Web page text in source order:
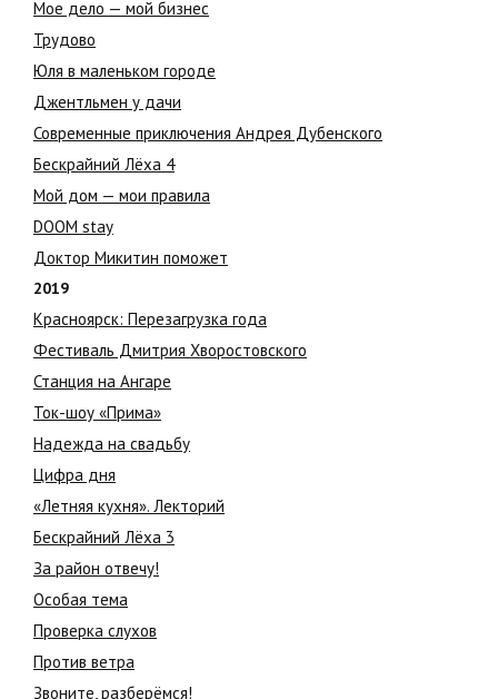
Мое дело — мой бизнес
Трудово
Юля в маленьком городе
Джентльмен у дачи
Современные приключения Андрея Дубенского
Бескрайний Лёха 4
Мой дом — мои правила
DOOM stay
Доктор Микитин поможет
2019
Красноярск: Перезагрузка года
Фестиваль Дмитрия Хворостовского
Станция на Ангаре
Ток-шоу «Прима»
Надежда на свадьбу
Цифра дня
«Летняя кухня». Лекторий
Бескрайний Лёха 3
За район отвечу!
Особая тема
Проверка слухов
Против ветра
Звоните, разберёмся!